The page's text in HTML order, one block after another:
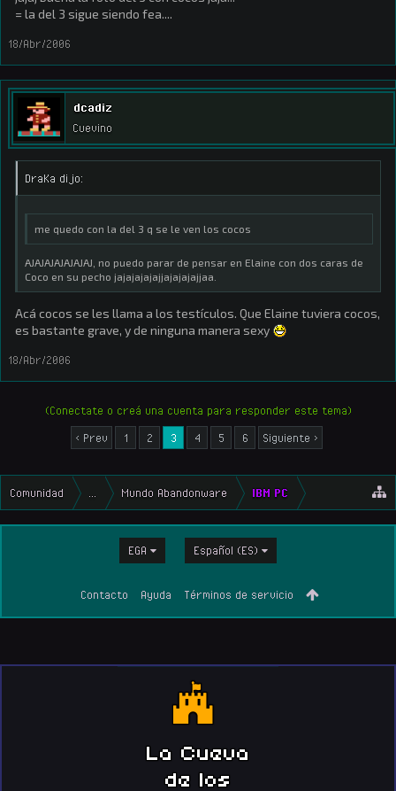
= la del 3 sigue siendo fea....
18/Abr/2006
dcadiz
Cuevino
DraKa dijo:
me quedo con la del 3 q se le ven los cocos
AJAJAJAJAJAJAJ, no puedo parar de pensar en Elaine con dos caras de
Coco en su pecho jajajajajajjajajajajjaa.
Acá cocos se les llama a los testículos. Que Elaine tuviera cocos,
es bastante grave, y de ninguna manera sexy
18/Abr/2006
(Conectate o creá una cuenta para responder este tema)
< Prev
1 2 3 4 5 6 Siguiente >
Comunidad Mundo Abandonware IBM PC
EGA Español (ES)
Contacto Ayuda Términos de servicio
La Cueva
de los